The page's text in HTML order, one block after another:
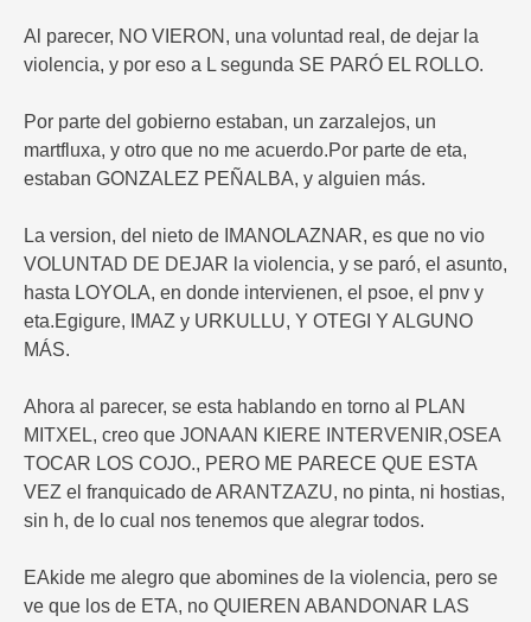
Al parecer, NO VIERON, una voluntad real, de dejar la
violencia, y por eso a L segunda SE PARÓ EL ROLLO.
Por parte del gobierno estaban, un zarzalejos, un
martfluxa, y otro que no me acuerdo.Por parte de eta,
estaban GONZALEZ PEÑALBA, y alguien más.
La version, del nieto de IMANOLAZNAR, es que no vio
VOLUNTAD DE DEJAR la violencia, y se paró, el asunto,
hasta LOYOLA, en donde intervienen, el psoe, el pnv y
eta.Egigure, IMAZ y URKULLU, Y OTEGI Y ALGUNO
MÁS.
Ahora al parecer, se esta hablando en torno al PLAN
MITXEL, creo que JONAAN KIERE INTERVENIR,OSEA
TOCAR LOS COJO., PERO ME PARECE QUE ESTA
VEZ el franquicado de ARANTZAZU, no pinta, ni hostias,
sin h, de lo cual nos tenemos que alegrar todos.
EAkide me alegro que abomines de la violencia, pero se
ve que los de ETA, no QUIEREN ABANDONAR LAS